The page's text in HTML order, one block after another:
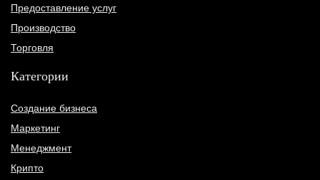
Предоставление услуг
Производство
Торговля
Категории
Создание бизнеса
Маркетинг
Менеджмент
Крипто